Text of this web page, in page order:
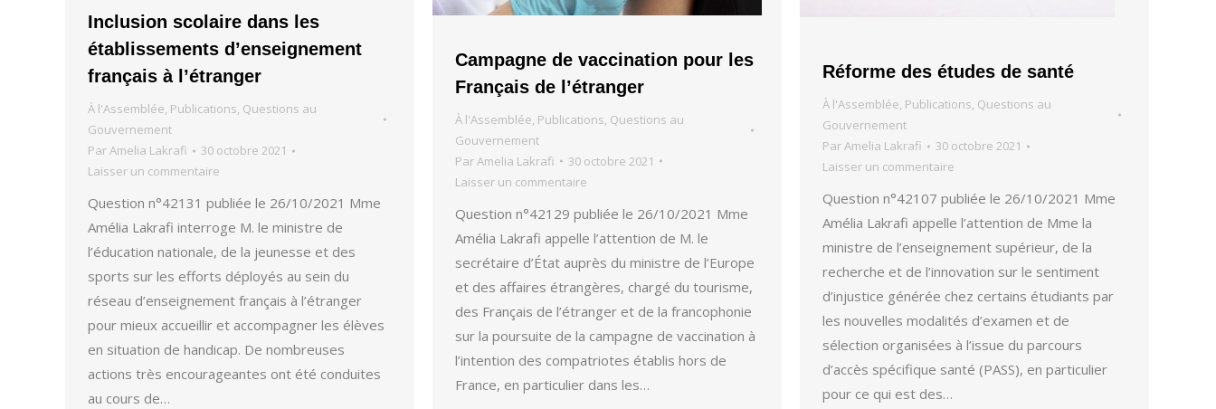
Inclusion scolaire dans les
établissements d’enseignement
français à l’étranger
À l'Assemblée, Publications, Questions au
Gouvernement
ParAmelia Lakrafi
30 octobre 2021
Laisser un commentaire
Question n°42131 publiée le 26/10/2021 Mme
Amélia Lakrafi interroge M. le ministre de
l’éducation nationale, de la jeunesse et des
sports sur les efforts déployés au sein du
réseau d’enseignement français à l’étranger
pour mieux accueillir et accompagner les élèves
en situation de handicap. De nombreuses
actions très encourageantes ont été conduites
au cours de…
Campagne de vaccination pour les
Français de l’étranger
À l'Assemblée, Publications, Questions au
Gouvernement
ParAmelia Lakrafi
30 octobre 2021
Laisser un commentaire
Question n°42129 publiée le 26/10/2021 Mme
Amélia Lakrafi appelle l’attention de M. le
secrétaire d’État auprès du ministre de l’Europe
et des affaires étrangères, chargé du tourisme,
des Français de l’étranger et de la francophonie
sur la poursuite de la campagne de vaccination à
l’intention des compatriotes établis hors de
France, en particulier dans les…
Réforme des études de santé
À l'Assemblée, Publications, Questions au
Gouvernement
ParAmelia Lakrafi
30 octobre 2021
Laisser un commentaire
Question n°42107 publiée le 26/10/2021 Mme
Amélia Lakrafi appelle l’attention de Mme la
ministre de l’enseignement supérieur, de la
recherche et de l’innovation sur le sentiment
d’injustice générée chez certains étudiants par
les nouvelles modalités d’examen et de
sélection organisées à l’issue du parcours
d’accès spécifique santé (PASS), en particulier
pour ce qui est des…